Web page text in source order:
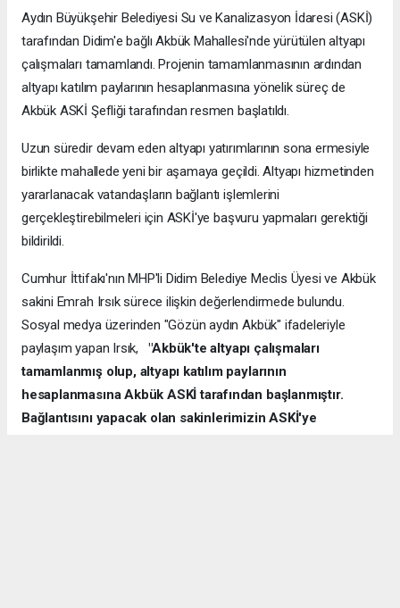
Aydın Büyükşehir Belediyesi Su ve Kanalizasyon İdaresi (ASKİ)
tarafından Didim'e bağlı Akbük Mahallesi'nde yürütülen altyapı
çalışmaları tamamlandı. Projenin tamamlanmasının ardından
altyapı katılım paylarının hesaplanmasına yönelik süreç de
Akbük ASKİ Şefliği tarafından resmen başlatıldı.
Uzun süredir devam eden altyapı yatırımlarının sona ermesiyle
birlikte mahallede yeni bir aşamaya geçildi. Altyapı hizmetinden
yararlanacak vatandaşların bağlantı işlemlerini
gerçekleştirebilmeleri için ASKİ'ye başvuru yapmaları gerektiği
bildirildi.
Cumhur İttifakı'nın MHP'li Didim Belediye Meclis Üyesi ve Akbük
sakini Emrah Irsık sürece ilişkin değerlendirmede bulundu.
Sosyal medya üzerinden "Gözün aydın Akbük" ifadeleriyle
paylaşım yapan Irsık,
"Akbük'te altyapı çalışmaları
tamamlanmış olup, altyapı katılım paylarının
hesaplanmasına Akbük ASKİ tarafından başlanmıştır.
Bağlantısını yapacak olan sakinlerimizin ASKİ'ye